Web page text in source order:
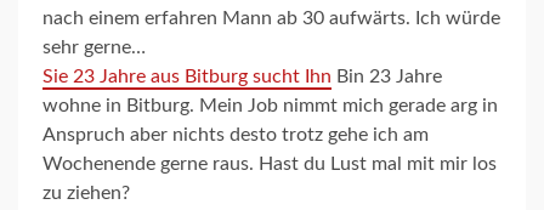
nach einem erfahren Mann ab 30 aufwärts. Ich würde
sehr gerne…
Sie 23 Jahre aus Bitburg sucht Ihn Bin 23 Jahre
wohne in Bitburg. Mein Job nimmt mich gerade arg in
Anspruch aber nichts desto trotz gehe ich am
Wochenende gerne raus. Hast du Lust mal mit mir los
zu ziehen?